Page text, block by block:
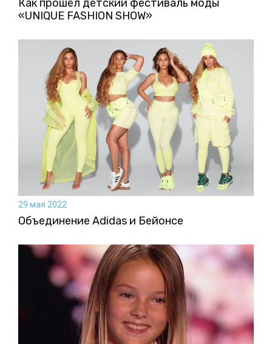
Как прошёл детский фестиваль моды
«UNIQUE FASHION SHOW»
29 мая 2022
Объединение Adidas и Бейонсе